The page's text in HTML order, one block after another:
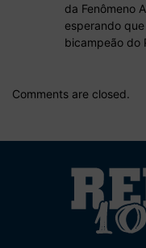
da Fenômeno
esperando
bicampeão do
Comments are closed.